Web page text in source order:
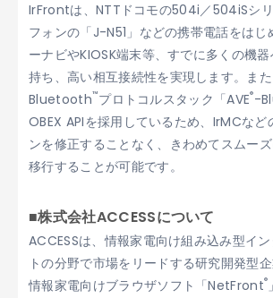
IrFrontは、NTTドコモの504i／504iSシ
フォンの「J-N51」などの携帯電話をはじ
ーナビやKIOSK端末等、すでに多くの機
持ち、高い相互接続性を実現します。ま
Bluetooth™プロトコルスタック「AVE®-
OBEX APIを採用しているため、IrMCなど
ンを修正することなく、きわめてスムー
移行することが可能です。
■株式会社ACCESSについて
ACCESSは、情報家電向け組み込み型イ
トの分野で市場をリードする研究開発型
情報家電向けブラウザソフト「NetFront®